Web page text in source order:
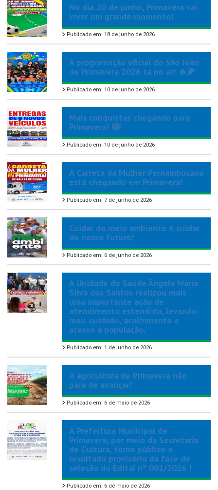
No dia 20 de junho, Primavera vai
viver um grande momento!
Publicado em: 18 de junho de 2026
A programação oficial do São João
de Primavera 2026 tá no ar! 🔥🌽
Publicado em: 10 de junho de 2026
Mais conquistas chegando para
Primavera! 🤩
Publicado em: 10 de junho de 2026
A Carreta da Mulher Pernambucana
está chegando em Primavera!
Publicado em: 7 de junho de 2026
Cuidar do meio ambiente é cuidar
do nosso futuro!
Publicado em: 6 de junho de 2026
A Unidade de Saúde Ângela Maria
Silva dos Santos realizou mais
uma importante ação de
atendimento estendido, levando
mais cuidado, acolhimento e
acesso à população.
Publicado em: 1 de junho de 2026
A agricultura de Primavera não
para de avançar!
Publicado em: 6 de maio de 2026
A Prefeitura Municipal de
Primavera, por meio da Secretaria
de Cultura, torna público o
resultado provisório da fase de
seleção do Edital nº 001/2026 !
Publicado em: 6 de maio de 2026